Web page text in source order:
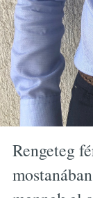
Rengeteg